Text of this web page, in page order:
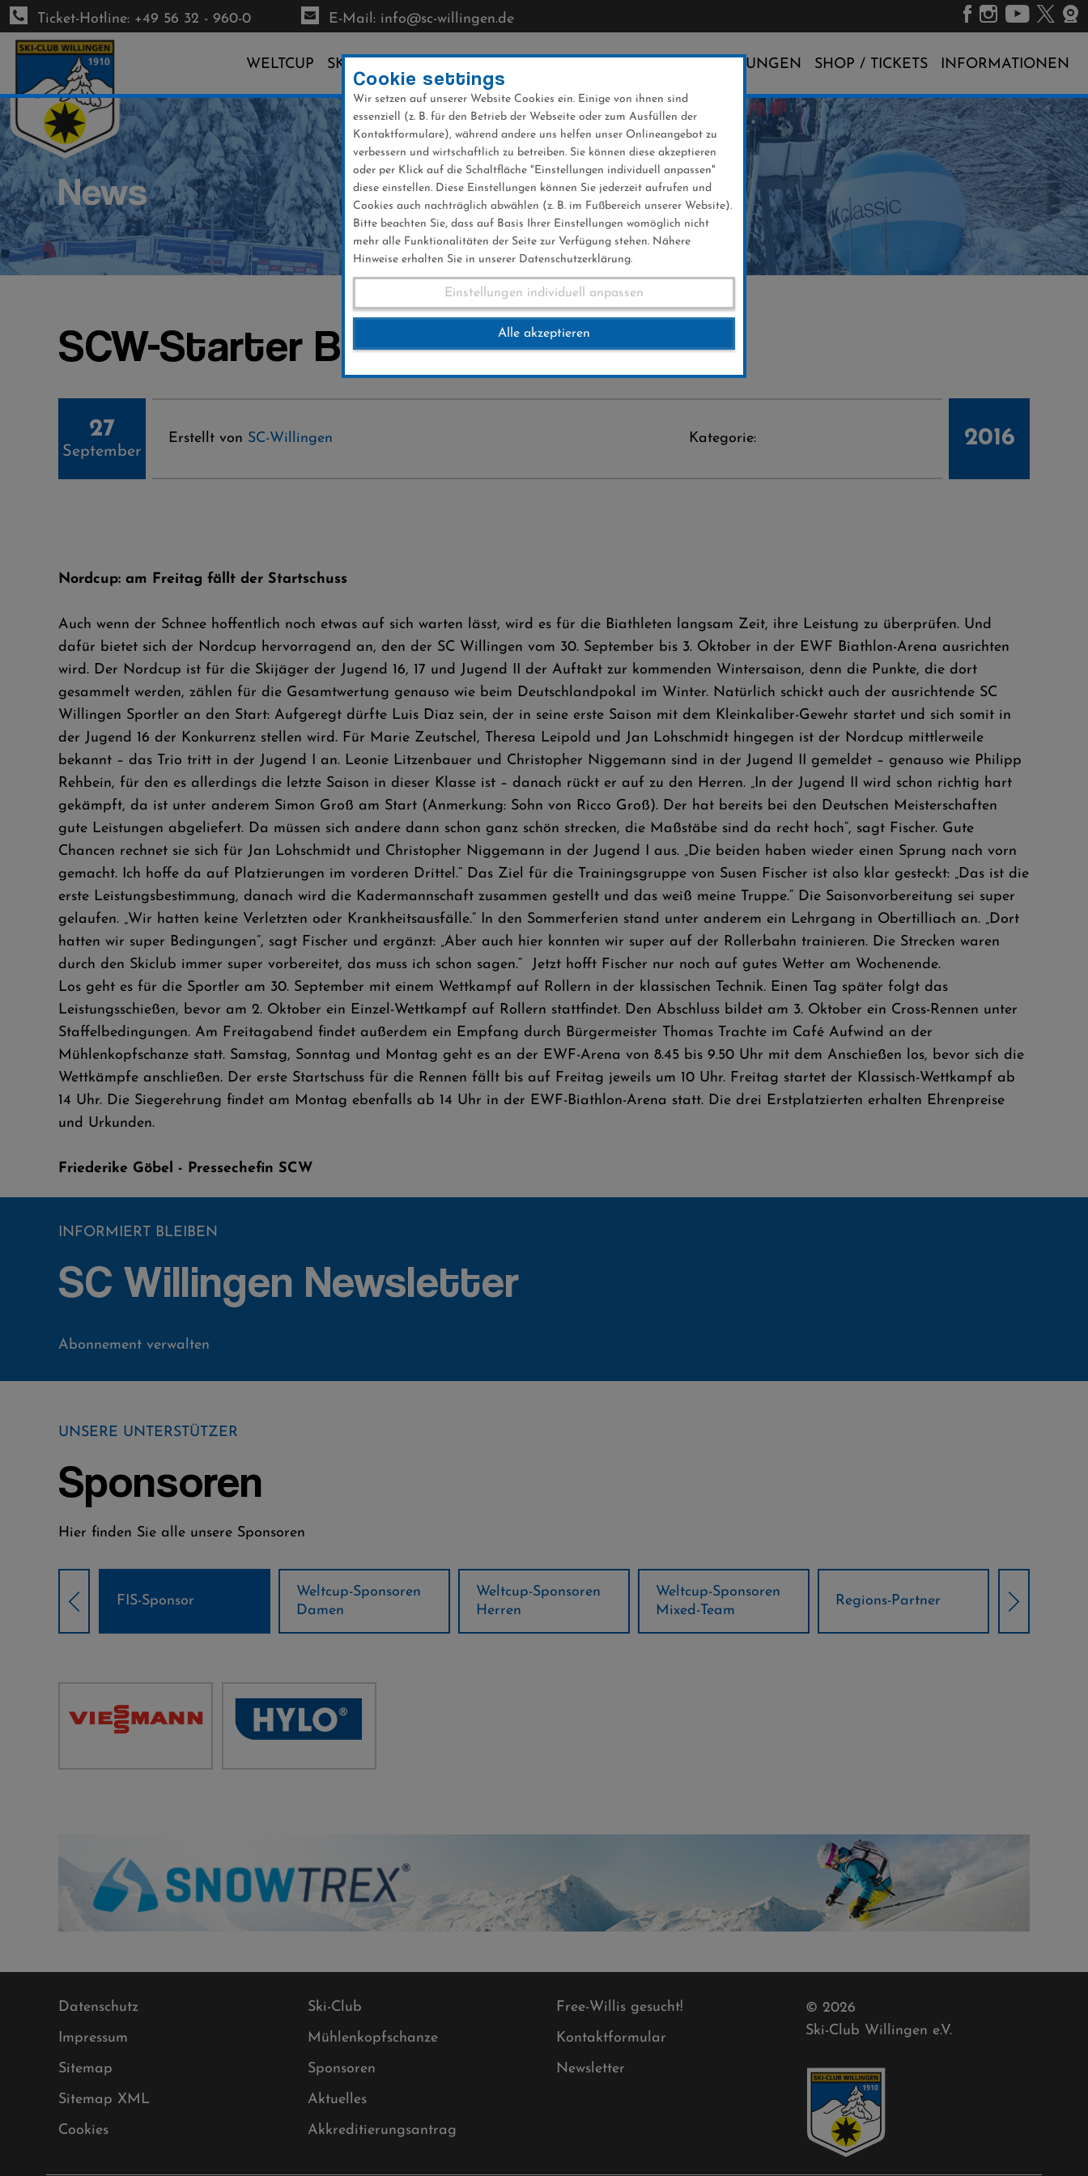
Direkt
zum
Inhalt
Ticket-Hotline: +49 56 32 - 960-0 E-Mail: info@sc-willingen.de
WELTCUP SKI-CLUB VERANSTALTUNGEN SHOP / TICKETS INFORMATIONEN
News
SCW-Starter Biathlon Nordcup 2016
27
September
Erstellt von SC-Willingen Kategorie: 2016
Nordcup: am Freitag fällt der Startschuss
Auch wenn der Schnee hoffentlich noch etwas auf sich warten lässt, wird es für die Biathleten langsam Zeit, ihre Leistung zu überprüfen. Und
dafür bietet sich der Nordcup hervorragend an, den der SC Willingen vom 30. September bis 3. Oktober in der EWF Biathlon-Arena ausrichten
wird. Der Nordcup ist für die Skijäger der Jugend 16, 17 und Jugend II der Auftakt zur kommenden Wintersaison, denn die Punkte, die dort
gesammelt werden, zählen für die Gesamtwertung genauso wie beim Deutschlandpokal im Winter. Natürlich schickt auch der ausrichtende SC
Willingen Sportler an den Start: Aufgeregt dürfte Luis Diaz sein, der in seine erste Saison mit dem Kleinkaliber-Gewehr startet und sich somit in
der Jugend 16 der Konkurrenz stellen wird. Für Marie Zeutschel, Theresa Leipold und Jan Lohschmidt hingegen ist der Nordcup mittlerweile
bekannt – das Trio tritt in der Jugend I an. Leonie Litzenbauer und Christopher Niggemann sind in der Jugend II gemeldet – genauso wie Philipp
Rehbein, für den es allerdings die letzte Saison in dieser Klasse ist – danach rückt er auf zu den Herren. „In der Jugend II wird schon richtig hart
gekämpft, da ist unter anderem Simon Groß am Start (Anmerkung: Sohn von Ricco Groß). Der hat bereits bei den Deutschen Meisterschaften
gute Leistungen abgeliefert. Da müssen sich andere dann schon ganz schön strecken, die Maßstäbe sind da recht hoch“, sagt Fischer. Gute
Chancen rechnet sie sich für Jan Lohschmidt und Christopher Niggemann in der Jugend I aus. „Die beiden haben wieder einen Sprung nach vorn
gemacht. Ich hoffe da auf Platzierungen im vorderen Drittel.“ Das Ziel für die Trainingsgruppe von Susen Fischer ist also klar gesteckt: „Das ist die
erste Leistungsbestimmung, danach wird die Kadermannschaft zusammen gestellt und das weiß meine Truppe.“ Die Saisonvorbereitung sei super
gelaufen. „Wir hatten keine Verletzten oder Krankheitsausfälle.“ In den Sommerferien stand unter anderem ein Lehrgang in Obertilliach an. „Dort
hatten wir super Bedingungen“, sagt Fischer und ergänzt: „Aber auch hier konnten wir super auf der Rollerbahn trainieren. Die Strecken waren
durch den Skiclub immer super vorbereitet, das muss ich schon sagen.“ Jetzt hofft Fischer nur noch auf gutes Wetter am Wochenende.
Los geht es für die Sportler am 30. September mit einem Wettkampf auf Rollern in der klassischen Technik. Einen Tag später folgt das
Leistungsschießen, bevor am 2. Oktober ein Einzel-Wettkampf auf Rollern stattfindet. Den Abschluss bildet am 3. Oktober ein Cross-Rennen unter
Staffelbedingungen. Am Freitagabend findet außerdem ein Empfang durch Bürgermeister Thomas Trachte im Café Aufwind an der
Mühlenkopfschanze statt. Samstag, Sonntag und Montag geht es an der EWF-Arena von 8.45 bis 9.50 Uhr mit dem Anschießen los, bevor sich die
Wettkämpfe anschließen. Der erste Startschuss für die Rennen fällt bis auf Freitag jeweils um 10 Uhr. Freitag startet der Klassisch-Wettkampf ab
14 Uhr. Die Siegerehrung findet am Montag ebenfalls ab 14 Uhr in der EWF-Biathlon-Arena statt. Die drei Erstplatzierten erhalten Ehrenpreise
und Urkunden.
Friederike Göbel - Pressechefin SCW
Cookie settings
Wir setzen auf unserer Website Cookies ein. Einige von ihnen sind
essenziell (z. B. für den Betrieb der Webseite oder zum Ausfüllen der
Kontaktformulare), während andere uns helfen unser Onlineangebot zu
verbessern und wirtschaftlich zu betreiben. Sie können diese akzeptieren
oder per Klick auf die Schaltfläche "Einstellungen individuell anpassen"
diese einstellen. Diese Einstellungen können Sie jederzeit aufrufen und
Cookies auch nachträglich abwählen (z. B. im Fußbereich unserer Website).
Bitte beachten Sie, dass auf Basis Ihrer Einstellungen womöglich nicht
mehr alle Funktionalitäten der Seite zur Verfügung stehen. Nähere
Hinweise erhalten Sie in unserer Datenschutzerklärung.
Einstellungen individuell anpassen
Alle akzeptieren
INFORMIERT BLEIBEN
SC Willingen Newsletter
Abonnement verwalten
UNSERE UNTERSTÜTZER
Sponsoren
Hier finden Sie alle unsere Sponsoren
Weltcup-Sponsoren
Damen
Weltcup-Sponsoren
Herren
Weltcup-Sponsoren
Mixed-Team
Regions-Partner
Örtliche Weltcup-
Partner
Klima
Datenschutz
Impressum
Sitemap
Sitemap XML
Cookies
Ski-Club
Mühlenkopfschanze
Sponsoren
Aktuelles
Akkreditierungsantrag
Free-Willis gesucht!
Kontaktformular
Newsletter
© 2026
Ski-Club Willingen e.V.